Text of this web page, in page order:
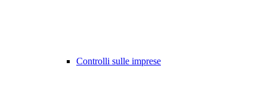
Controlli sulle imprese